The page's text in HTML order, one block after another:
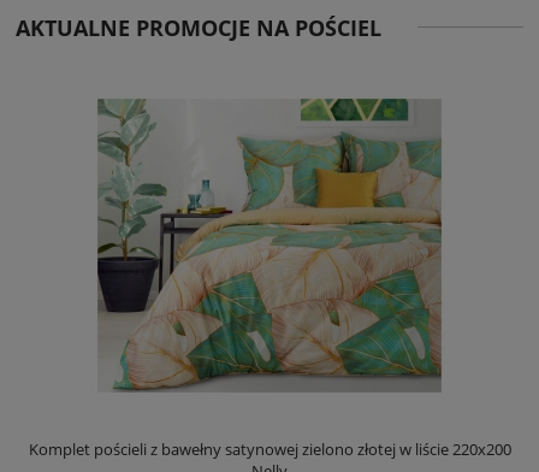
AKTUALNE PROMOCJE NA POŚCIEL
Komplet pościeli z bawełny satynowej zielono złotej w liście 220x200